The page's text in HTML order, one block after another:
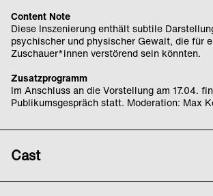
Content Note
Diese Inszenierung enthält subtile
psychischer und physischer Gewalt, die für
Zuschauer*innen verstörend sein könnten.
Zusatzprogramm
Im Anschluss an die Vorstellung am 17.04.
Publikumsgespräch statt. Moderation: Max
Cast